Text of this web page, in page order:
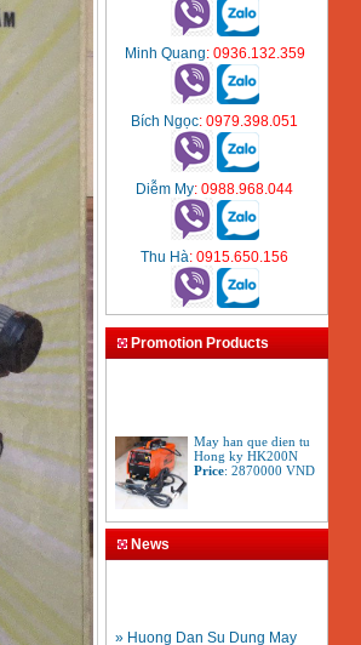
Minh Quang: 0936.132.359
Bích Ngọc: 0979.398.051
Diễm My: 0988.968.044
Thu Hà: 0915.650.156
Promotion Products
Hong ky HK200N
Price:2870000VND
Tay cat mo cat den cat
Acetylen
News